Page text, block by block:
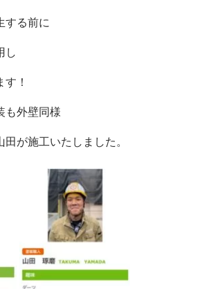
する前に
し
！
も外壁同様
が施工いたしました。